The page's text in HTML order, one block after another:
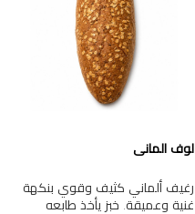
لوف المانى
رغيف ألماني كثيف وقوي بنكهة
غنية وعميقة. خبز يأخذ طابعه